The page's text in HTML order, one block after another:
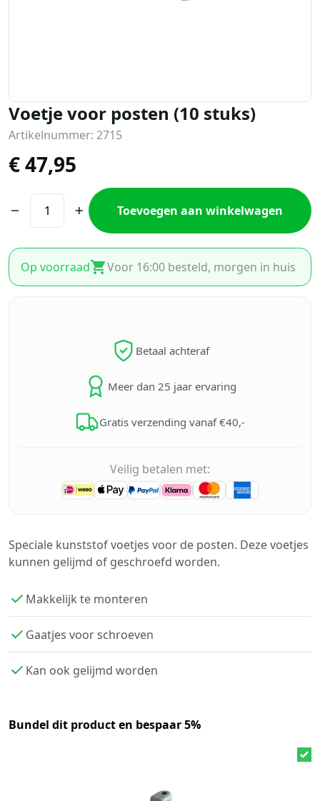
Voetje voor posten (10 stuks)
Artikelnummer: 2715
€47,95
Toevoegen aan winkelwagen
Op voorraad Voor 16:00 besteld, morgen in huis
Betaal achteraf
Meer dan 25 jaar ervaring
Gratis verzending vanaf €40,-
Veilig betalen met:
Speciale kunststof voetjes voor de posten. Deze voetjes
kunnen gelijmd of geschroefd worden.
Makkelijk te monteren
Gaatjes voor schroeven
Kan ook gelijmd worden
Bundel dit product en bespaar 5%